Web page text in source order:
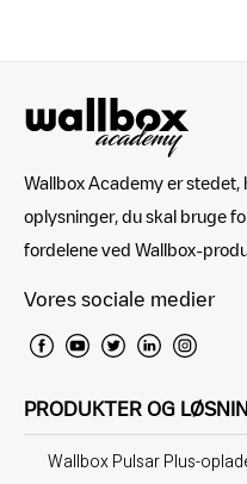
Wallbox Academy er stedet,
oplysninger, du skal bruge
fordelene ved Wallbox-
Vores sociale medier
PRODUKTER OG
Wallbox Pulsar Plus-